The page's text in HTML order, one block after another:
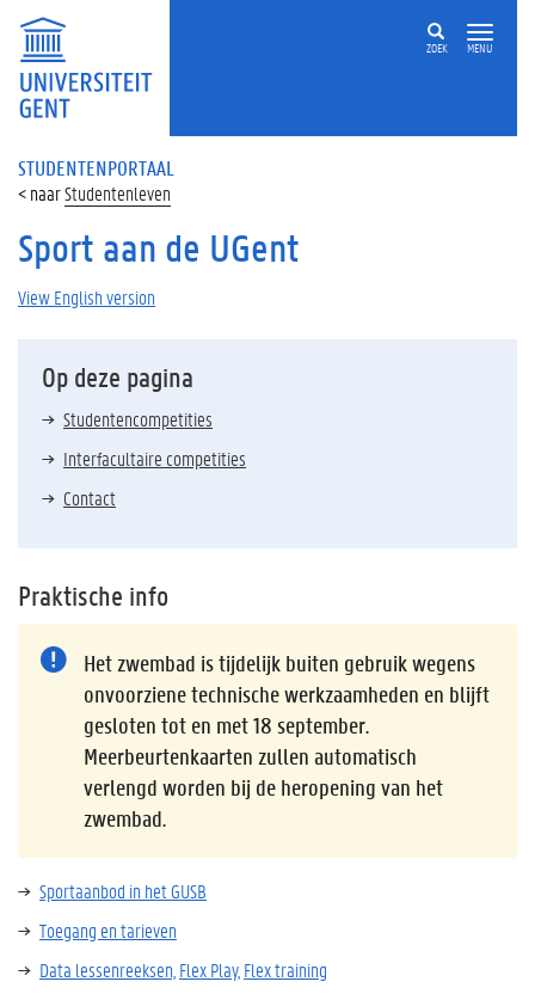
ZOEK MENU
STUDENTENPORTAAL
Studentenleven
Sport aan de UGent
View English version
Op deze pagina
Studentencompetities
Interfacultaire competities
Contact
Praktische info
Het zwembad is tijdelijk buiten gebruik wegens
onvoorziene technische werkzaamheden en blijft
gesloten tot en met18 september.
Meerbeurtenkaarten zullen automatisch
verlengd worden bij de heropening van het
zwembad.
Sportaanbod in het GUSB
Toegang en tarieven
Data lessenreeksen, Flex Play, Flex training